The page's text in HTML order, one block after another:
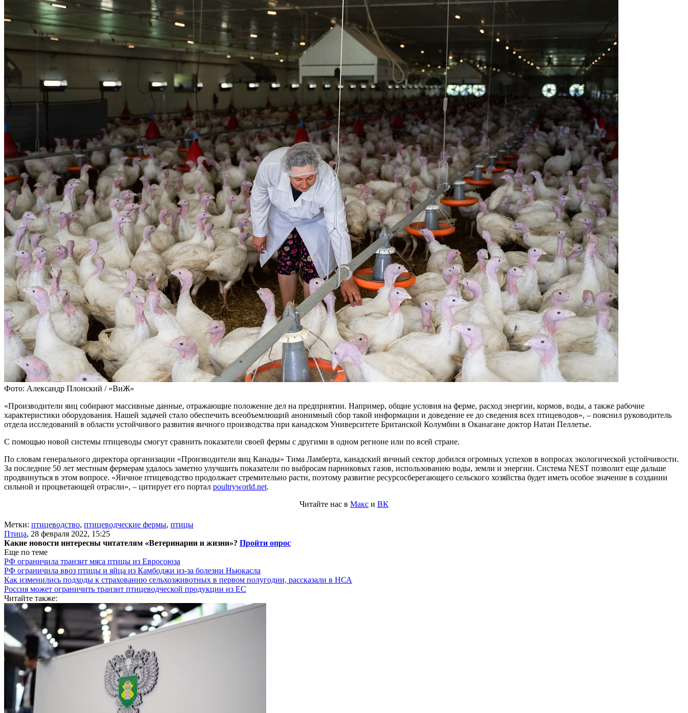
Фото: Александр Плонский / «ВиЖ»
«Производители яиц собирают массивные данные, отражающие положение дел на предприятии. Например, общие условия на ферме, расход энергии, кормов, воды, а также рабочие
характеристики оборудования. Нашей задачей стало обеспечить всеобъемлющий анонимный сбор такой информации и доведение ее до сведения всех птицеводов», – пояснил руководитель
отдела исследований в области устойчивого развития яичного производства при канадском Университете Британской Колумбии в Оканагане доктор Натан Пеллетье.
С помощью новой системы птицеводы смогут сравнить показатели своей фермы с другими в одном регионе или по всей стране.
По словам генерального директора организации «Производители яиц Канады» Тима Ламберта, канадский яичный сектор добился огромных успехов в вопросах экологической устойчивости.
За последние 50 лет местным фермерам удалось заметно улучшить показатели по выбросам парниковых газов, использованию воды, земли и энергии. Система NEST позволит еще дальше
продвинуться в этом вопросе. «Яичное птицеводство продолжает стремительно расти, поэтому развитие ресурсосберегающего сельского хозяйства будет иметь особое значение в создании
сильной и процветающей отрасли», – цитирует его портал poultryworld.net.
Читайте нас в Макс и ВК
Метки: птицеводство, птицеводческие фермы, птицы
Птица, 28 февраля 2022, 15:25
Какие новости интересны читателям «Ветеринарии и жизни»? Пройти опрос
Еще по теме
РФ ограничила транзит мяса птицы из Евросоюза
РФ ограничила ввоз птицы и яйца из Камбоджи из-за болезни Ньюкасла
Как изменились подходы к страхованию сельхозживотных в первом полугодии, рассказали в НСА
Россия может ограничить транзит птицеводческой продукции из ЕС
Читайте также: